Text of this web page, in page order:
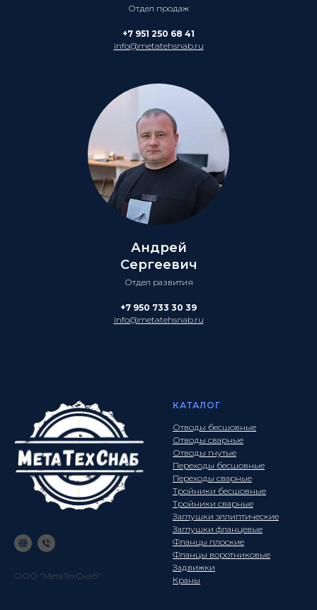
Отдел продаж
+7 951 250 68 41
info@metatehsnab.ru
Андрей
Сергеевич
Отдел развития
+7 950 733 30 39
info@metatehsnab.ru
ООО "МетаТехСнаб"
КАТАЛОГ
Отводы бесшовные
Отводы сварные
Отводы гнутые
Переходы бесшовные
Переходы сварные
Тройники бесшовные
Тройники сварные
Заглушки эллиптические
Заглушки фланцевые
Фланцы плоские
Фланцы воротниковые
Задвижки
Краны